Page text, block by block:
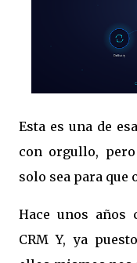
Esta es una de
con orgullo,
solo sea para que
Hace unos años
CRM Y, ya